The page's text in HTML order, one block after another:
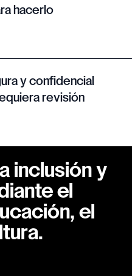
hacerlo
y confidencial
revisión
inclusión y
el
el